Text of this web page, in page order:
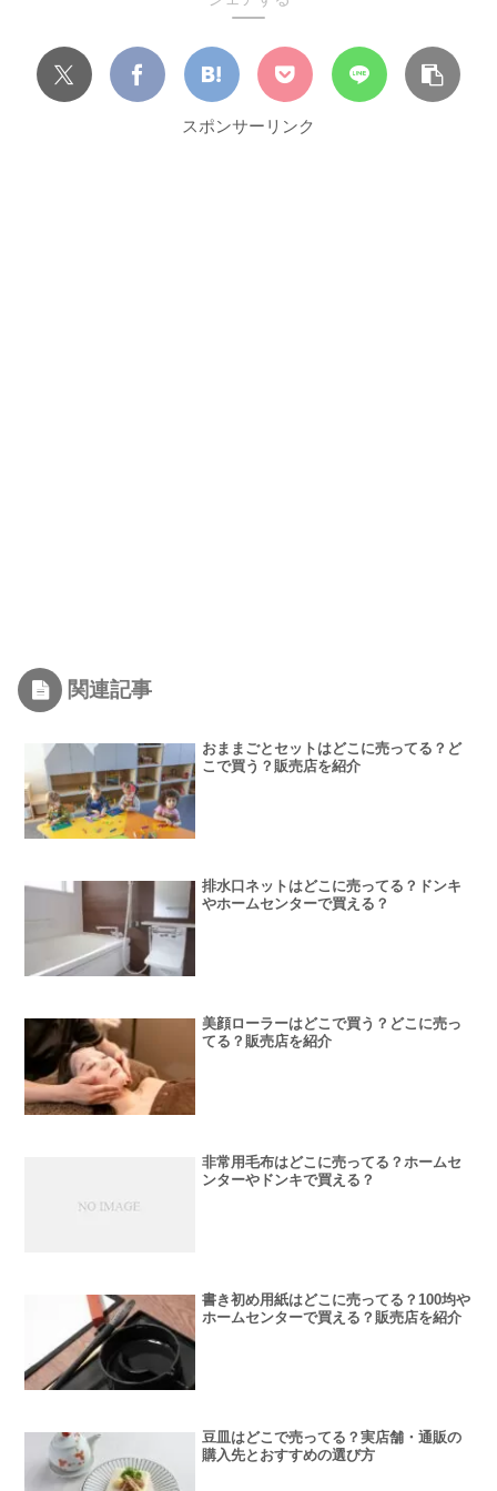
スポンサーリンク
関連記事
おままごとセットはどこに売ってる？ど
こで買う？販売店を紹介
排水口ネットはどこに売ってる？ドンキ
やホームセンターで買える？
美顔ローラーはどこで買う？どこに売っ
てる？販売店を紹介
非常用毛布はどこに売ってる？ホームセ
ンターやドンキで買える？
書き初め用紙はどこに売ってる？100均や
ホームセンターで買える？販売店を紹介
豆皿はどこで売ってる？実店舗・通販の
購入先とおすすめの選び方